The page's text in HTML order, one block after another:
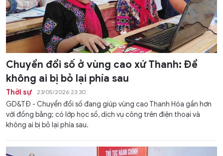
Chuyển đổi số ở vùng cao xứ Thanh: Để
không ai bị bỏ lại phía sau
Thời sự 23/05/2026 23:30
GD&TĐ - Chuyển đổi số đang giúp vùng cao Thanh Hóa gần hơn
với đồng bằng; có lớp học số, dịch vụ công trên điện thoại và
không ai bị bỏ lại phía sau.